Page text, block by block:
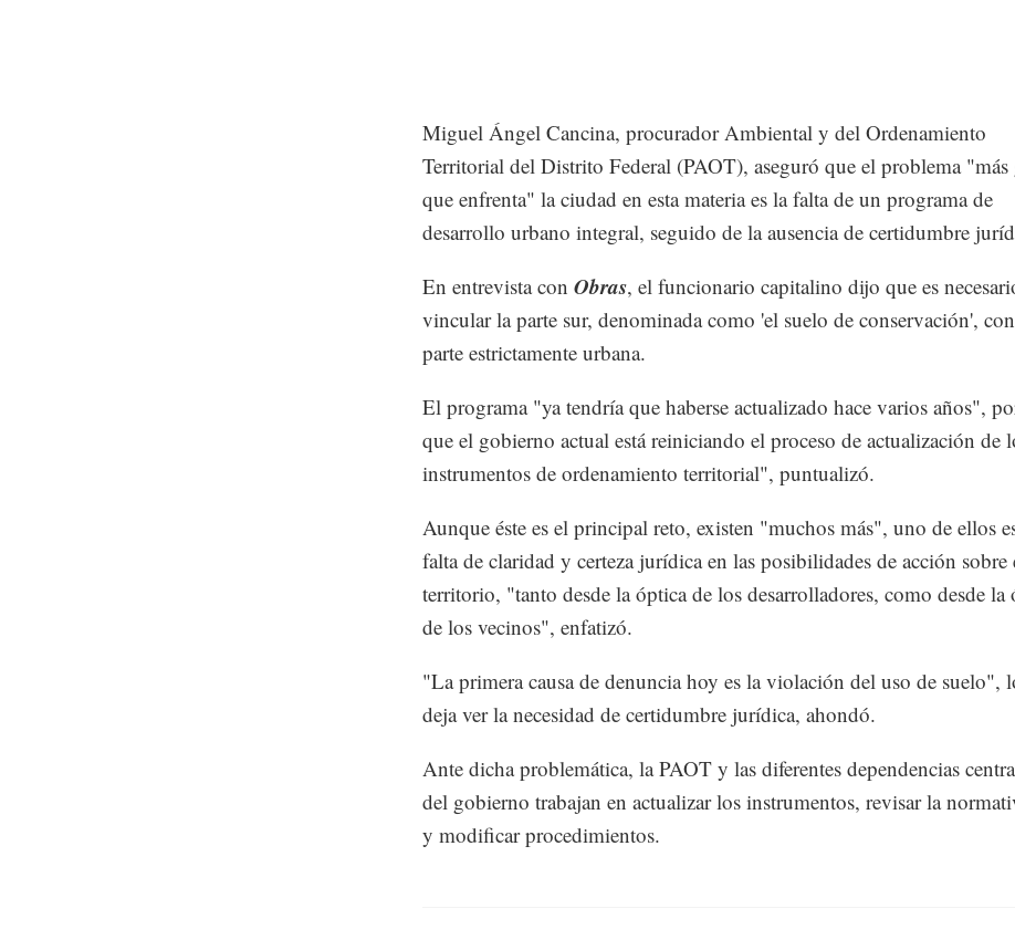
Miguel Ángel Cancina, procurador Ambiental y del Ordenamiento
Territorial del Distrito Federal (PAOT), aseguró que el problema "más
que enfrenta" la ciudad en esta materia es la falta de un programa de
desarrollo urbano integral, seguido de la ausencia de certidumbre
En entrevista con Obras, el funcionario capitalino dijo que es
vincular la parte sur, denominada como 'el suelo de conservación',
parte estrictamente urbana.
El programa "ya tendría que haberse actualizado hace varios años",
que el gobierno actual está reiniciando el proceso de actualización de
instrumentos de ordenamiento territorial", puntualizó.
Aunque éste es el principal reto, existen "muchos más", uno de ellos
falta de claridad y certeza jurídica en las posibilidades de acción sobre
territorio, "tanto desde la óptica de los desarrolladores, como desde la
de los vecinos", enfatizó.
"La primera causa de denuncia hoy es la violación del uso de suelo",
deja ver la necesidad de certidumbre jurídica, ahondó.
Ante dicha problemática, la PAOT y las diferentes dependencias
del gobierno trabajan en actualizar los instrumentos, revisar la
y modificar procedimientos.